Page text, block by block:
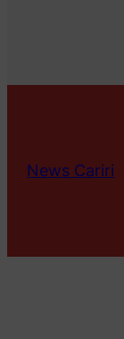
News Cariri